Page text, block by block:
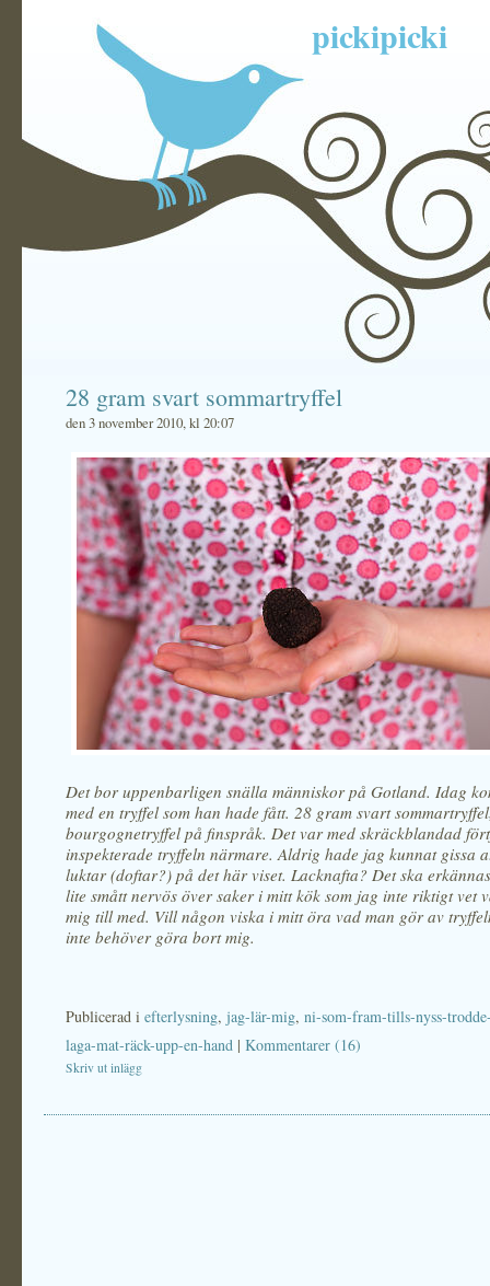
pickipicki
28 gram svart sommartryffel
den 3 november 2010, kl 20:07
Det bor uppenbarligen snälla människor på Gotland. Idag
med en tryffel som han hade fått. 28 gram svart
bourgognetryffel på finspråk. Det var med skräckblandad
inspekterade tryffeln närmare. Aldrig hade jag kunnat gissa
luktar (doftar?) på det här viset. Lacknafta? Det ska
lite smått nervös över saker i mitt kök som jag inte riktigt vet
mig till med. Vill någon viska i mitt öra vad man gör av
inte behöver göra bort mig.
Publicerad i efterlysning, jag-lär-mig, ni-som-fram-tills-nyss-
laga-mat-räck-upp-en-hand | Kommentarer (16)
Skriv ut inlägg